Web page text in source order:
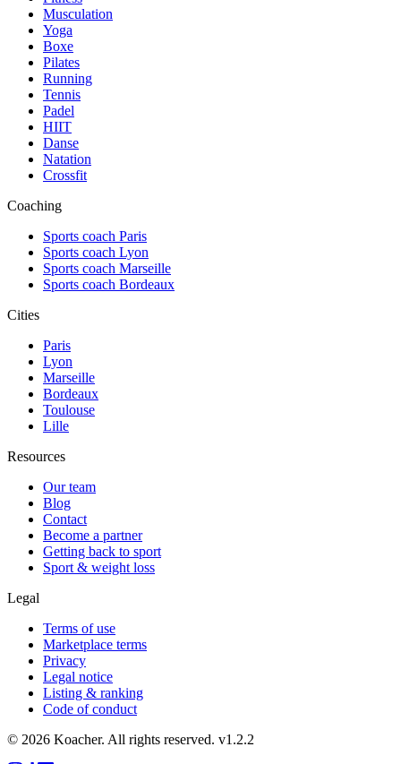
Musculation
Yoga
Boxe
Pilates
Running
Tennis
Padel
HIIT
Danse
Natation
Crossfit
Coaching
Sports coach Paris
Sports coach Lyon
Sports coach Marseille
Sports coach Bordeaux
Cities
Paris
Lyon
Marseille
Bordeaux
Toulouse
Lille
Resources
Our team
Blog
Contact
Become a partner
Getting back to sport
Sport & weight loss
Legal
Terms of use
Marketplace terms
Privacy
Legal notice
Listing & ranking
Code of conduct
© 2026 Koacher. All rights reserved. v1.2.2